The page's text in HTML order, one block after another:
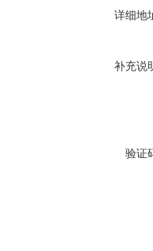
详细地
补充说
验证